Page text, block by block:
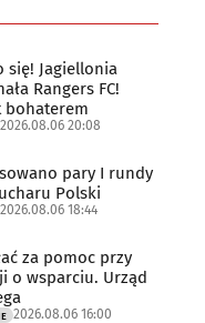
się! Jagiellonia
Rangers FC!
bohaterem
2026.08.06 20:08
pary I rundy
Polski
2026.08.06 18:44
za pomoc przy
o wsparciu. Urząd
2026.08.06 16:00